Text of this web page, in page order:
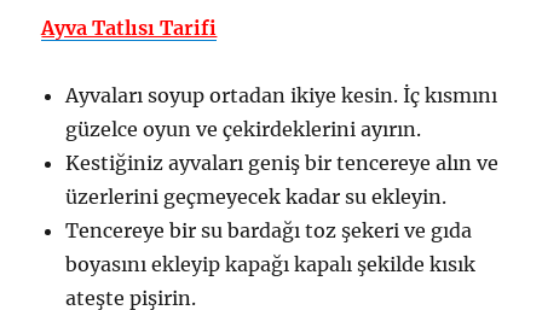
Ayva Tatlısı Tarifi
Ayvaları soyup ortadan ikiye kesin. İç kısmını
güzelce oyun ve çekirdeklerini ayırın.
Kestiğiniz ayvaları geniş bir tencereye alın ve
üzerlerini geçmeyecek kadar su ekleyin.
Tencereye bir su bardağı toz şekeri ve gıda
boyasını ekleyip kapağı kapalı şekilde kısık
ateşte pişirin.